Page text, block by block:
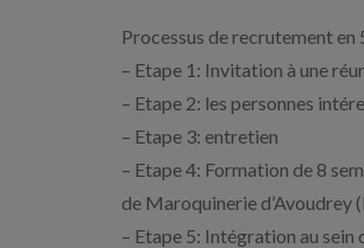
Processus de recrutement en
– Etape 1: Invitation à une
– Etape 2: les personnes
– Etape 3: entretien
– Etape 4: Formation de 8
de Maroquinerie d’Avoudrey
– Etape 5: Intégration au sein